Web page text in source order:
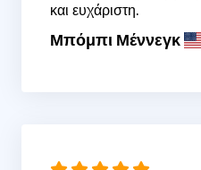
και ευχάριστη.
Μπόμπι Μέννεγκ